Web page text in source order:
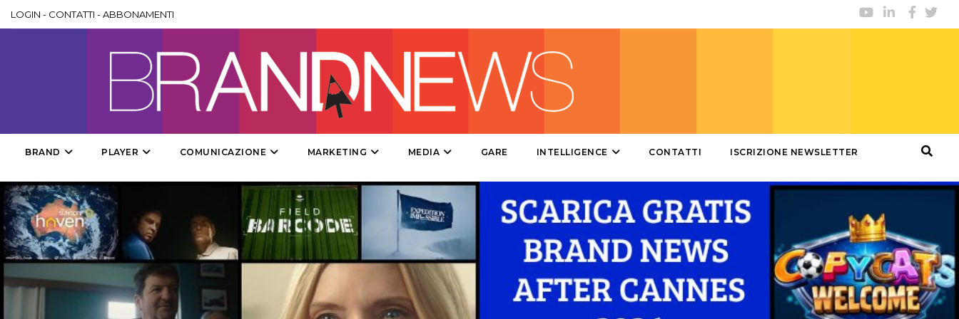
DESIGN
PUNTI VENDITA
CSR
LOGIN - CONTATTI -ABBONAMENTI
BRAND PLAYER COMUNICAZIONE MARKETING MEDIA GARE INTELLIGENCE CONTATTI ISCRIZIONE NEWSLETTER